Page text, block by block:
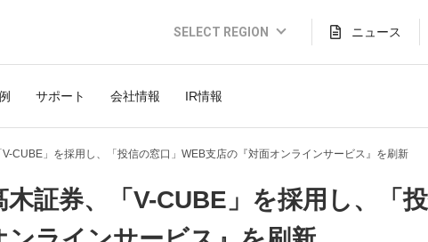
SELECT REGION
Global Website (English)
JAPAN (日本語)
INDONESIA (Bahasa)
ニュース
サポート 会社情報 IR情報
CUBE」を採用し、「投信の窓口」WEB支店の『対面オンラインサービス』を刷新
木証券、「V-CUBE」を採用し、「